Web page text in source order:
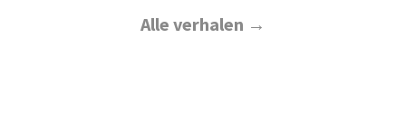
Alle verhalen →